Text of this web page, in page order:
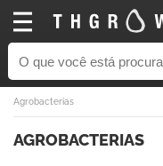
Agrobacterias
AGROBACTERIAS